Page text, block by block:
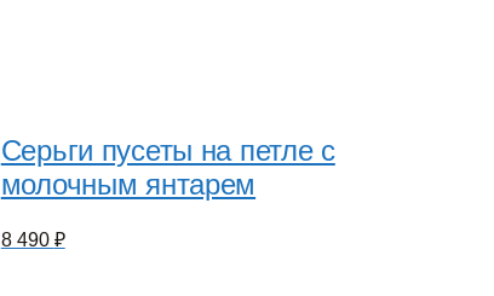
Серьги пусеты на петле с
молочным янтарем
8 490 ₽